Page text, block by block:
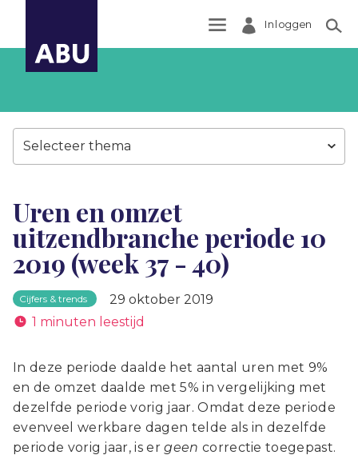
Inloggen
Selecteer thema
Uren en omzet
uitzendbranche periode 10
2019 (week 37 - 40)
Cijfers & trends
29 oktober 2019
1 minuten leestijd
In deze periode daalde het aantal uren met 9%
en de omzet daalde met 5% in vergelijking met
dezelfde periode vorig jaar. Omdat deze periode
evenveel werkbare dagen telde als in dezelfde
periode vorig jaar, is ergeen correctie toegepast.